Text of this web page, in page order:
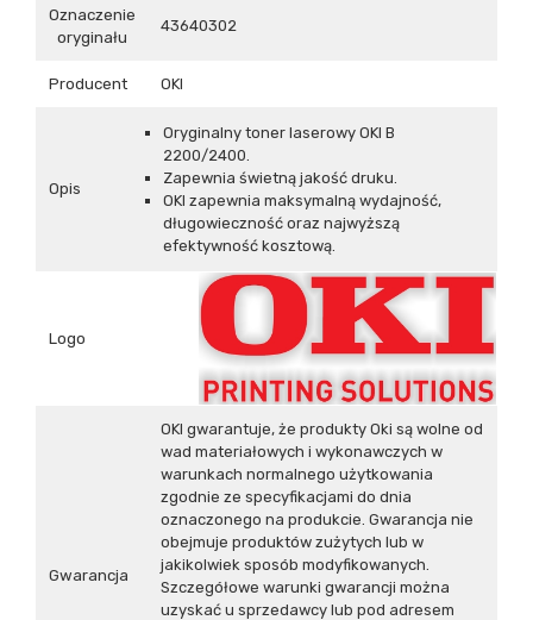
Oznaczenie
oryginału
43640302
Producent OKI
Opis
Oryginalny toner laserowy OKI B
2200/2400.
Zapewnia świetną jakość druku.
OKI zapewnia maksymalną wydajność,
długowieczność oraz najwyższą
efektywność kosztową.
Logo
Gwarancja
OKI gwarantuje, że produkty Oki są wolne od
wad materiałowych i wykonawczych w
warunkach normalnego użytkowania
zgodnie ze specyfikacjami do dnia
oznaczonego na produkcie. Gwarancja nie
obejmuje produktów zużytych lub w
jakikolwiek sposób modyfikowanych.
Szczegółowe warunki gwarancji można
uzyskać u sprzedawcy lub pod adresem